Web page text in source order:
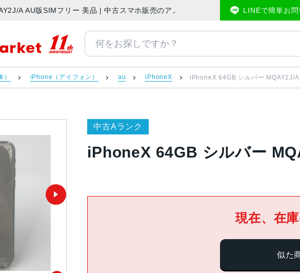
A AU版SIMフリー 美品 | 中古スマホ販売のアメモバマーケット LINEで簡単お
iPhone（アイフォン） au iPhoneX iPhoneX 64GB シルバー MQAY2J/A
中古Aランク
iPhoneX 64GB シルバー
現在、在
似た